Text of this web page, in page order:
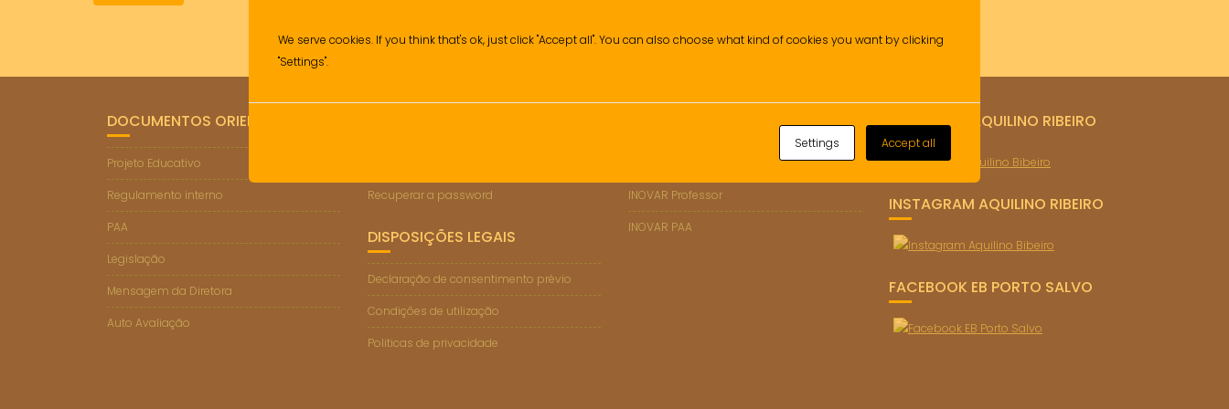
DOCUMENTOS ORIENTADORES
Projeto Educativo
Regulamento interno
PAA
Legislação
Mensagem da Diretora
Auto Avaliação
Recuperar a password
DISPOSIÇÕES LEGAIS
Declaração de consentimento prévio
Condições de utilização
Politicas de privacidade
INOVAR Consulta (Enc. de Educação)
INOVAR Professor
INOVAR PAA
FACEBOOK AQUILINO RIBEIRO
INSTAGRAM AQUILINO RIBEIRO
FACEBOOK EB PORTO SALVO
We serve cookies. If you think that's ok, just click "Accept all". You can also choose what kind of cookies you want by clicking
"Settings".
Settings Accept all